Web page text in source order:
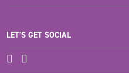
LET'S GET SOCIAL